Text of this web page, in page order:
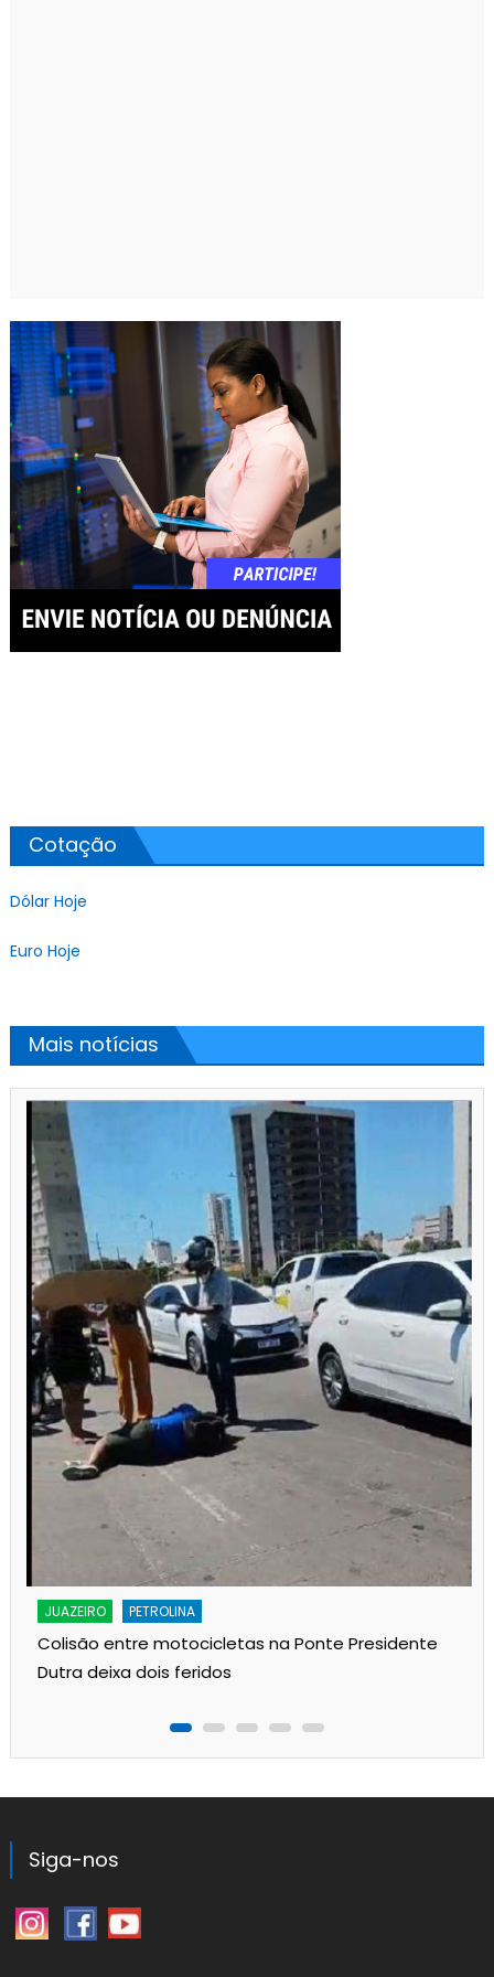
Cotação
Dólar Hoje
Euro Hoje
Mais notícias
JUAZEIRO PETROLINA
Colisão entre motocicletas na Ponte Presidente
Dutra deixa dois feridos
Siga-nos